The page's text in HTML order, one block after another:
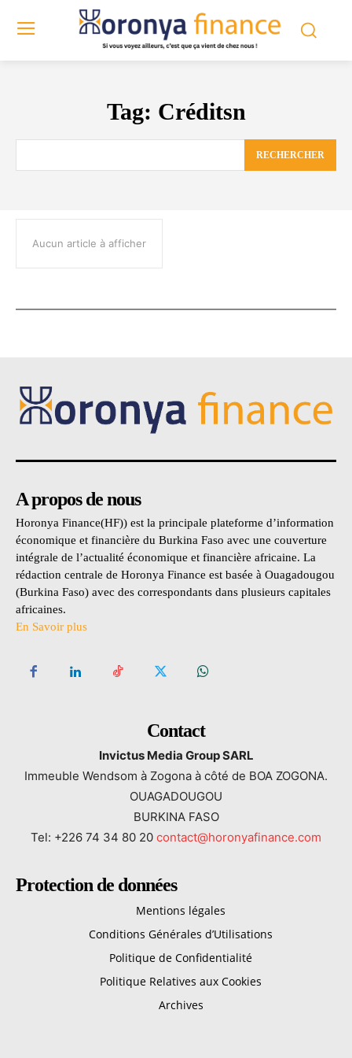
Tag: Créditsn
RECHERCHER
Aucun article à afficher
A propos de nous
Horonya Finance(HF)) est la principale plateforme d’information
économique et financière du Burkina Faso avec une couverture
intégrale de l’actualité économique et financière africaine. La
rédaction centrale de Horonya Finance est basée à Ouagadougou
(Burkina Faso) avec des correspondants dans plusieurs capitales
africaines.
En Savoir plus
Contact
Invictus Media Group SARL
Immeuble Wendsom à Zogona à côté de BOA ZOGONA.
OUAGADOUGOU
BURKINA FASO
Tel: +226 74 34 80 20 contact@horonyafinance.com
Protection de données
Mentions légales
Conditions Générales d’Utilisations
Politique de Confidentialité
Politique Relatives aux Cookies
Archives